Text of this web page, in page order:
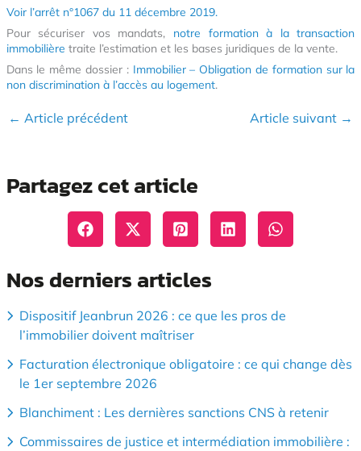
Voir l’arrêt n°1067 du 11 décembre 2019.
Pour sécuriser vos mandats, notre formation à la transaction
immobilière traite l’estimation et les bases juridiques de la vente.
Dans le même dossier : Immobilier – Obligation de formation sur la
non discrimination à l’accès au logement.
← Article précédent Article suivant →
Partagez cet article
Nos derniers articles
Dispositif Jeanbrun 2026 : ce que les pros de
l’immobilier doivent maîtriser
Facturation électronique obligatoire : ce qui change dès
le 1er septembre 2026
Blanchiment : Les dernières sanctions CNS à retenir
Commissaires de justice et intermédiation immobilière :